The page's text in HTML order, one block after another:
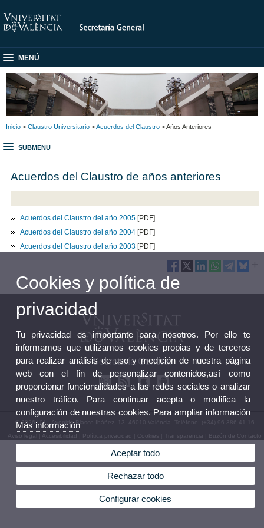
MENÚ
Inicio > Claustro Universitario >Acuerdos del Claustro > Años Anteriores
SUBMENU
Acuerdos del Claustro de años anteriores
Acuerdos del Claustro del año 2005 [PDF]
Acuerdos del Claustro del año 2004 [PDF]
Acuerdos del Claustro del año 2003 [PDF]
Secretaría General
© 2026 UV. - Avenida Blasco Ibáñez, 13. 46010 València. Teléfono: (+34) 96 386 41 16
Aviso legal |Accesibilidad Política privacidad Cookies Transparencia Buzón de Contacto
Cookies y política de
privacidad
Tu privacidad es importante para nosotros. Por ello te
informamos que utilizamos cookies propias y de terceros
para realizar análisis de uso y medición de nuestra página
web con el fin de personalizar contenidos,así como
proporcionar funcionalidades a las redes sociales o analizar
nuestro tráfico. Para continuar acepta o modifica la
configuración de nuestras cookies. Para ampliar información
Más información
Aceptar todo
Rechazar todo
Configurar cookies